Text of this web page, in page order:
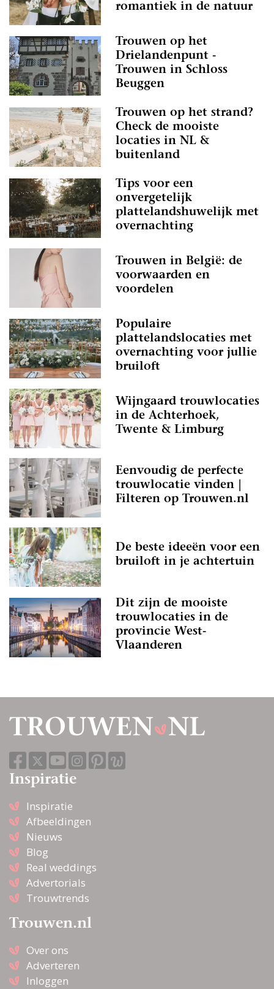
romantiek in de natuur
Trouwen op het
Drielandenpunt -
Trouwen in Schloss
Beuggen
Trouwen op het strand?
Check de mooiste
locaties in NL &
buitenland
Tips voor een
onvergetelijk
plattelandshuwelijk met
overnachting
Trouwen in België: de
voorwaarden en
voordelen
Populaire
plattelandslocaties met
overnachting voor jullie
bruiloft
Wijngaard trouwlocaties
in de Achterhoek,
Twente & Limburg
Eenvoudig de perfecte
trouwlocatie vinden |
Filteren op Trouwen.nl
De beste ideeën voor een
bruiloft in je achtertuin
Dit zijn de mooiste
trouwlocaties in de
provincie West-
Vlaanderen
Inspiratie
Inspiratie
Afbeeldingen
Nieuws
Blog
Real weddings
Advertorials
Trouwtrends
Trouwen.nl
Over ons
Adverteren
Inloggen